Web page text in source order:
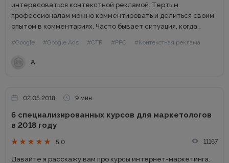
интересоваться контекстной рекламой. Тертым
профессионалам можно комментировать и делиться своим
опытом в комментариях. Часто бывает ситуация, когда
приносит продаж или их уровень является слишком
низким....
#Google #Google Ads #CTR #PPC #Контекстная реклама
А.
02.05.2018 9 мин.
6 специализированных курсов для маркетологов
в 2018 году
5.0 11167
Давайте я расскажу вам про курсы интернет-маркетинга.